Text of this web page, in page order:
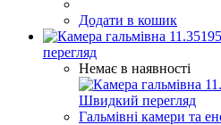
Додати в кошик
перегляд
Немає в наявності
Швидкий перегляд
Гальмівні камери та